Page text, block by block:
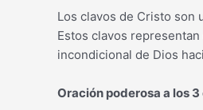
Los clavos de Cristo son
Estos clavos
incondicional de Dios
Oración poderosa a los